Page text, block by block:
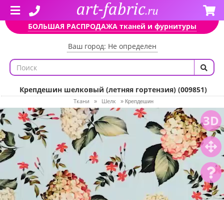
БОЛЬШАЯ РАСПРОДАЖА тканей и фурнитуры
Ваш город: Не определен
Крепдешин шелковый (летняя гортензия) (009851)
Ткани » Шелк » Крепдешин
3D